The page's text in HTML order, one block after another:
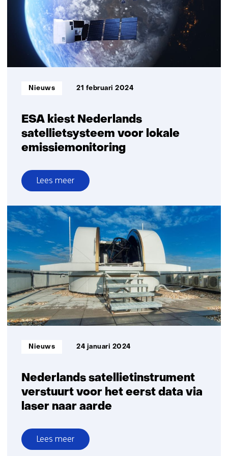
lasersatellietcommunicatie
ESA kiest Nederlands
satellietsysteem voor lokale
emissiemonitoring
Informatietype:
Nieuws 21 februari 2024
Lees meer
over
ESA
kiest
Nederlands
satellietsysteem
voor
lokale
emissiemonitoring
Nederlands satellietinstrument
verstuurt voor het eerst data via
laser naar aarde
Informatietype:
Nieuws 24 januari 2024
Lees meer
over